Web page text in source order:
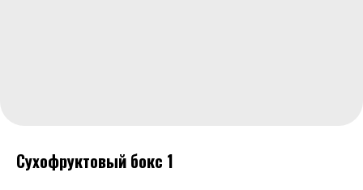
Сухофруктовый бокс 1